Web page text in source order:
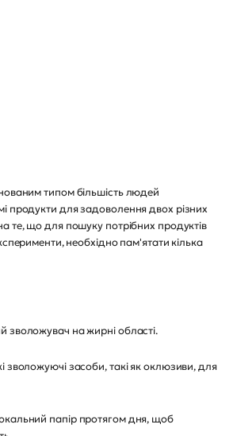
типом більшість людей
продукти для задоволення двох різних
те, що для пошуку потрібних продуктів
необхідно пам'ятати кілька
зволожувач на жирні області.
зволожуючі засоби, такі як оклюзиви, для
папір протягом дня, щоб